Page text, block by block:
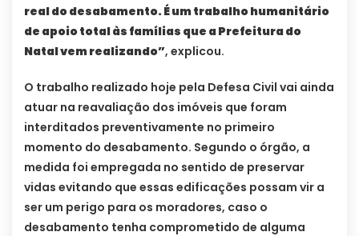
real do desabamento. É um trabalho humanitário
de apoio total às famílias que a Prefeitura do
Natal vem realizando”, explicou.
O trabalho realizado hoje pela Defesa Civil vai ainda
atuar na reavaliação dos imóveis que foram
interditados preventivamente no primeiro
momento do desabamento. Segundo o órgão, a
medida foi empregada no sentido de preservar
vidas evitando que essas edificações possam vir a
ser um perigo para os moradores, caso o
desabamento tenha comprometido de alguma